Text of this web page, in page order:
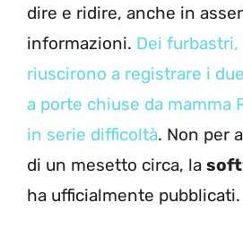
dire e ridire, anche in
informazioni. Dei
riuscirono a registrare i
a porte chiuse da mamma
in serie difficoltà. Non per
di un mesetto circa, la
ha ufficialmente pubblicati.